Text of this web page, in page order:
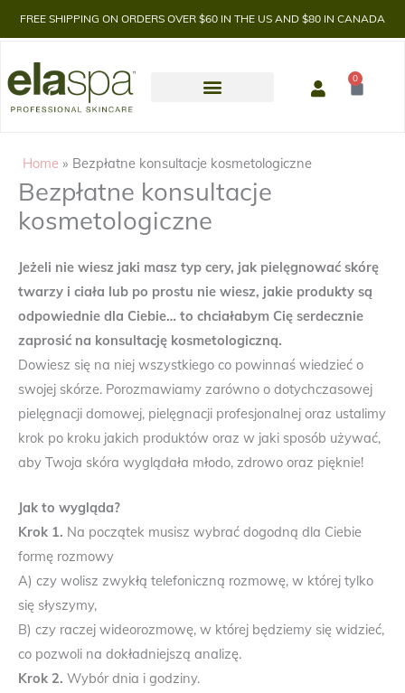
FREE SHIPPING ON ORDERS OVER $60 IN THE US AND $80 IN CANADA
0
Cart
Home Bezpłatne konsultacje kosmetologiczne
Bezpłatne konsultacje
kosmetologiczne
Jeżeli nie wiesz jaki masz typ cery, jak pielęgnować skórę
twarzy i ciała lub po prostu nie wiesz, jakie produkty są
odpowiednie dla Ciebie… to chciałabym Cię serdecznie
zaprosić na konsultację kosmetologiczną.
Dowiesz się na niej wszystkiego co powinnaś wiedzieć o
swojej skórze. Porozmawiamy zarówno o dotychczasowej
pielęgnacji domowej, pielęgnacji profesjonalnej oraz ustalimy
krok po kroku jakich produktów oraz w jaki sposób używać,
aby Twoja skóra wyglądała młodo, zdrowo oraz pięknie!
Jak to wygląda?
Krok 1. Na początek musisz wybrać dogodną dla Ciebie
formę rozmowy
A) czy wolisz zwykłą telefoniczną rozmowę, w której tylko
się słyszymy,
B) czy raczej wideorozmowę, w której będziemy się widzieć,
co pozwoli na dokładniejszą analizę.
Krok 2. Wybór dnia i godziny.